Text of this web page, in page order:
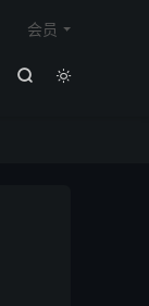


会员